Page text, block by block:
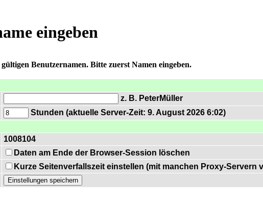
eingeben
Benutzernamen. Bitte zuerst Namen eingeben.
z. B. PeterMüller
Stunden (aktuelle Server-Zeit: 9. August 2026 6:02)
1008104
Daten am Ende der Browser-Session löschen
Kurze Seitenverfallszeit einstellen (mit manchen Proxy-Servern